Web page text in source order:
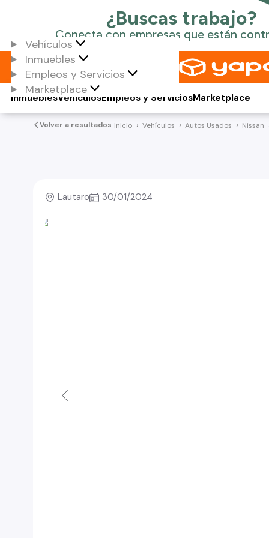
Vehículos
Inmuebles
Empleos y Servicios
Marketplace
Vehículos
Inmuebles Empleos y ServiciosMarketplace
Volver a resultados Inicio Vehículos Autos Usados Nissan
Lautaro 30/01/2024